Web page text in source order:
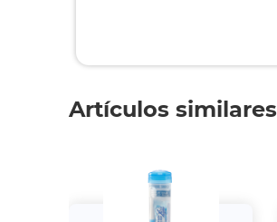
Artículos similares